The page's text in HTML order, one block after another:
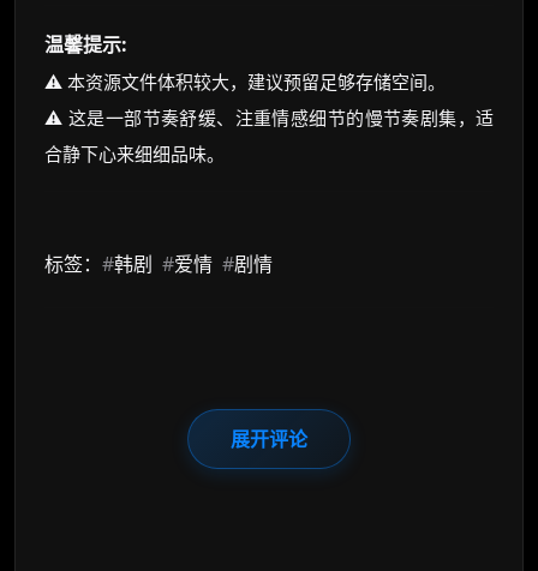
温馨提示:
⚠️ 本资源文件体积较大，建议预留足够存储空间。
⚠️ 这是一部节奏舒缓、注重情感细节的慢节奏剧集，适
合静下心来细细品味。
标签： #韩剧 #爱情 #剧情
展开评论